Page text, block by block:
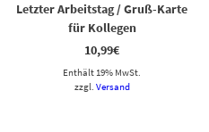
Letzter Arbeitstag / Gruß-Karte
für Kollegen
10,99€
Enthält 19% MwSt.
zzgl. Versand